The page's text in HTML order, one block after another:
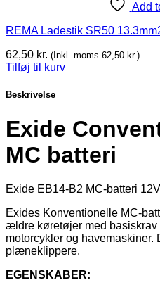
Add
REMA Ladestik SR50
62,50 kr. (Inkl. moms 62,50 kr.)
Tilføj til kurv
Beskrivelse
Exide
MC batteri
Exide EB14-B2 MC-batteri
Exides Konventionelle MC-
ældre køretøjer med basiskrav
motorcykler og havemaskiner.
plæneklippere.
EGENSKABER: